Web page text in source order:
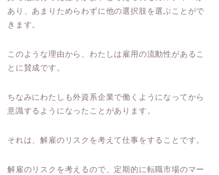
あり、あまりためらわずに他の選択肢を選ぶことがで
きます。
このような理由から、わたしは雇用の流動性があるこ
とに賛成です。
ちなみにわたしも外資系企業で働くようになってから
意識するようになったことがあります。
それは、解雇のリスクを考えて仕事をすることです。
解雇のリスクを考えるので、定期的に転職市場のマー